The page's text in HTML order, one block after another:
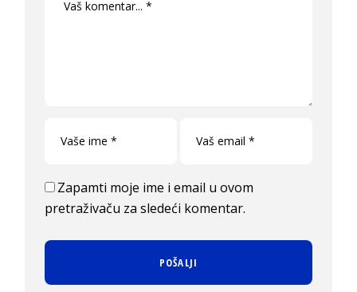
Zapamti moje ime i email u ovom
pretraživaču za sledeći komentar.